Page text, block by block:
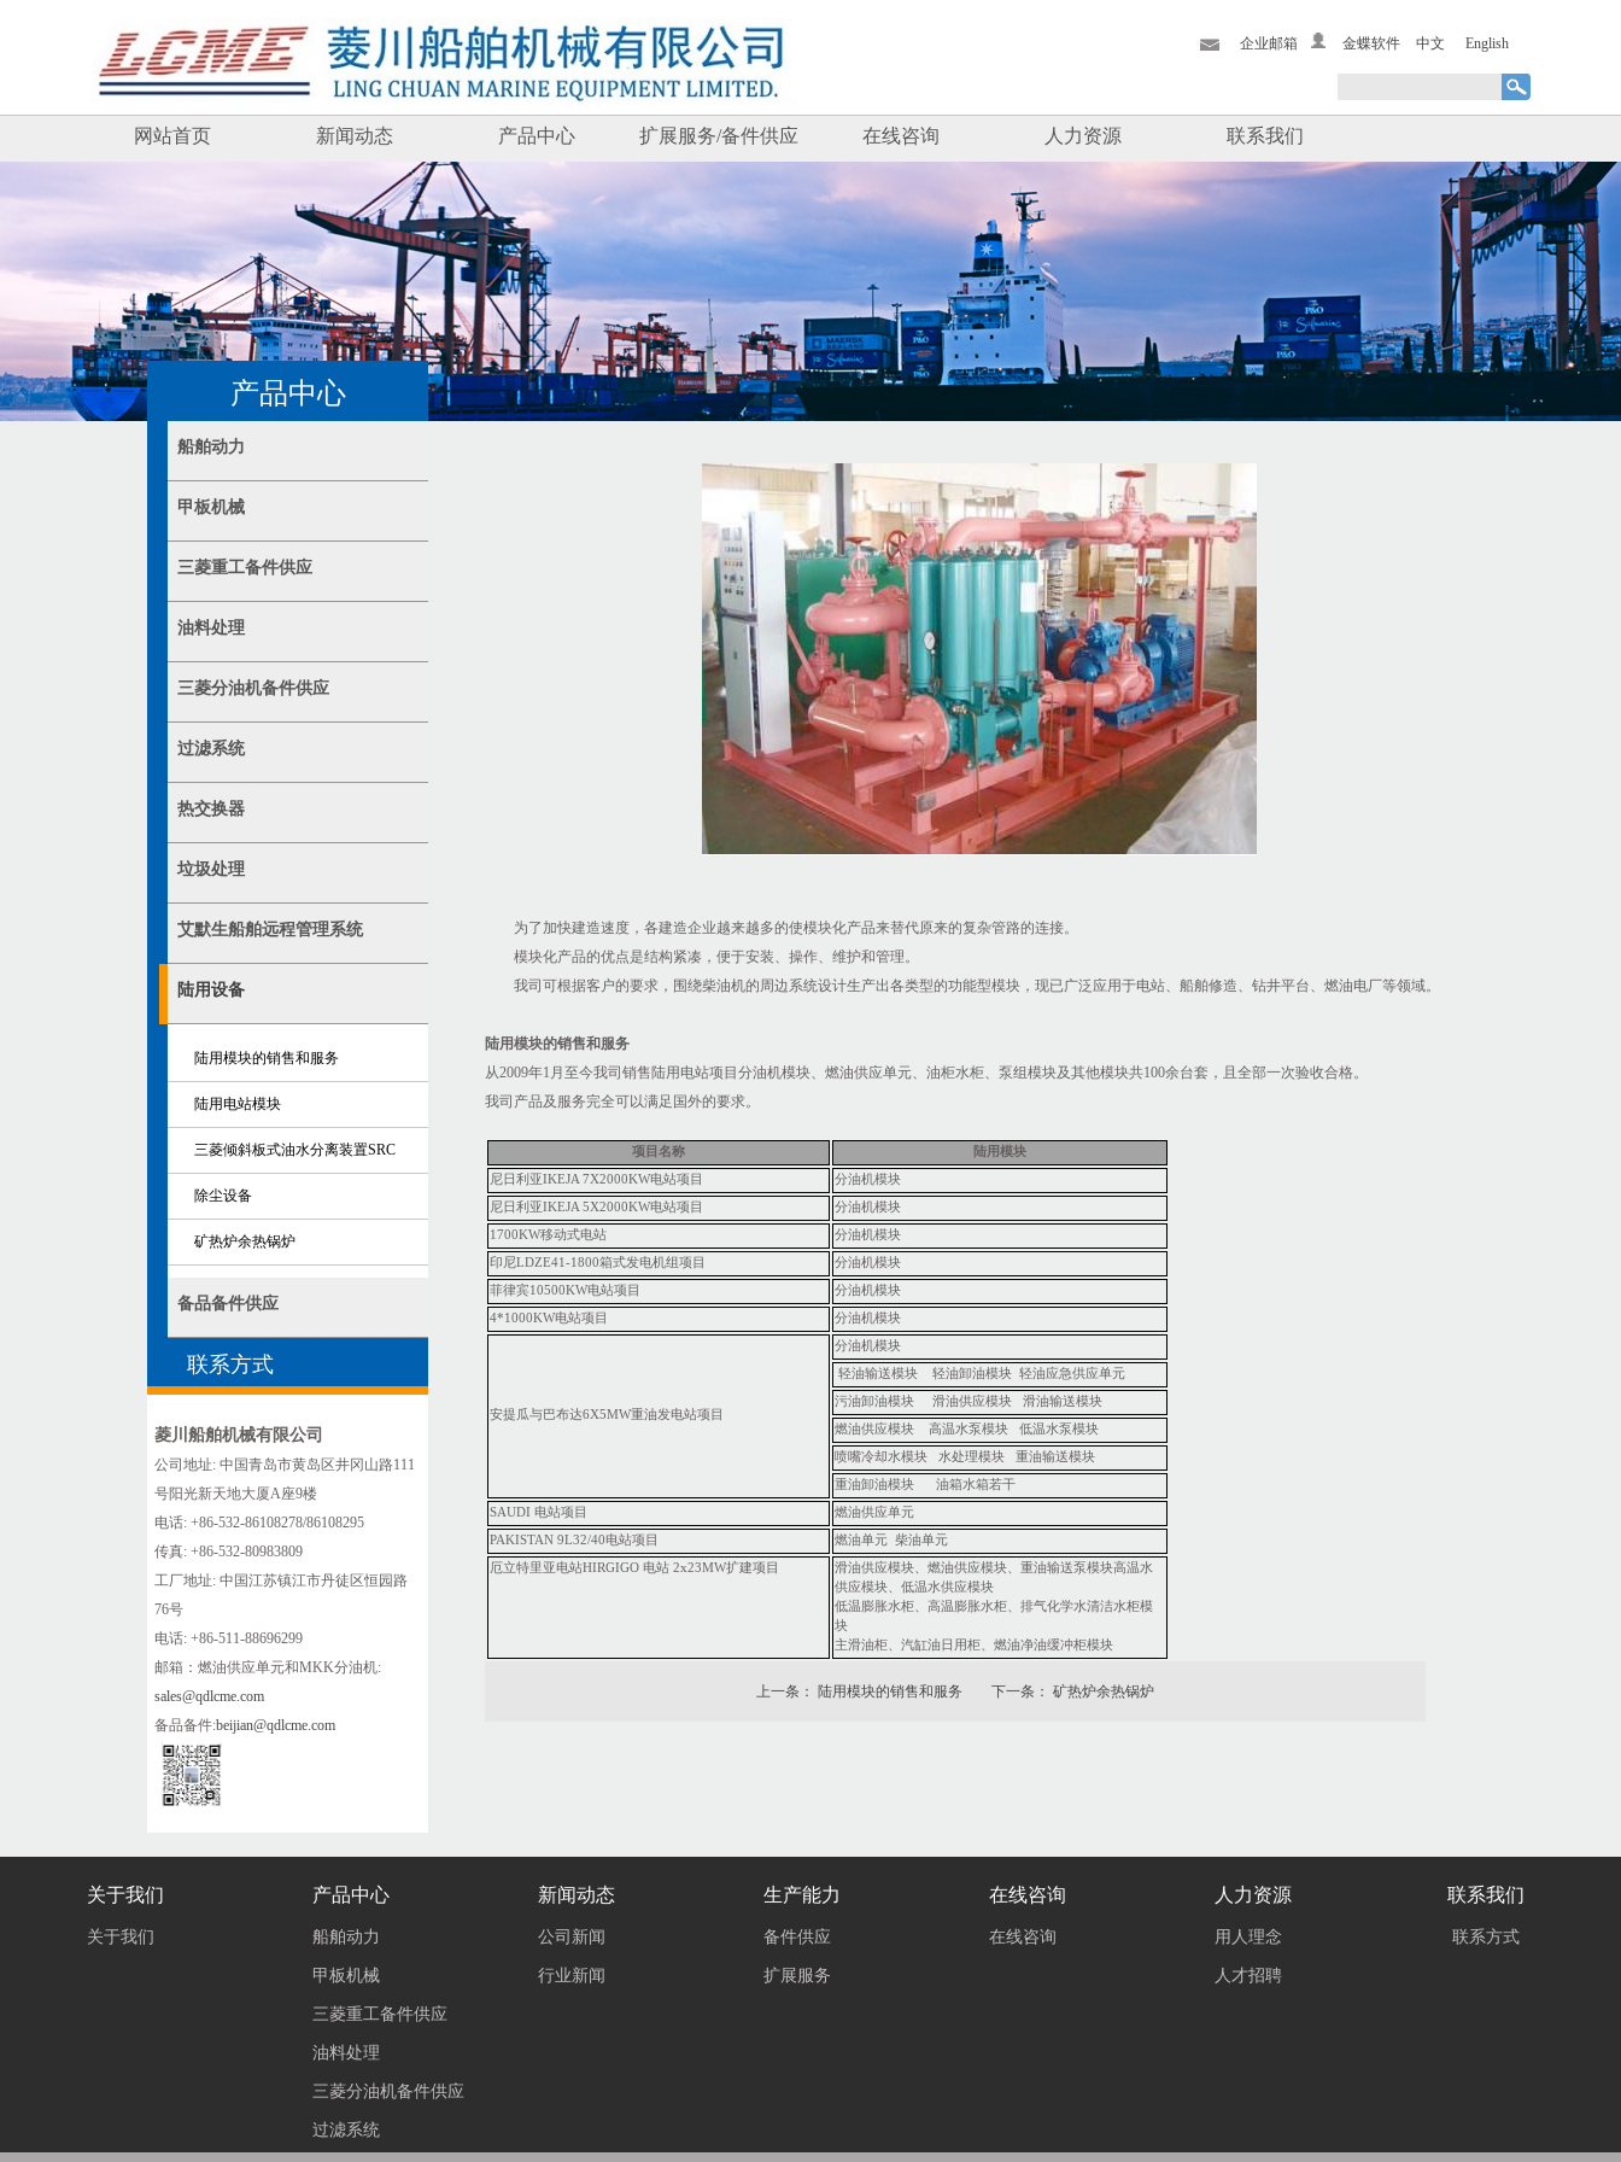
企业邮箱 金蝶软件 中文 English
网站首页 新闻动态 产品中心 扩展服务/备件供应 在线咨询 人力资源 联系我们
产品中心
船舶动力
甲板机械
三菱重工备件供应
油料处理
三菱分油机备件供应
过滤系统
热交换器
垃圾处理
艾默生船舶远程管理系统
陆用设备
陆用模块的销售和服务
陆用电站模块
三菱倾斜板式油水分离装置SRC
除尘设备
矿热炉余热锅炉
备品备件供应
联系方式
菱川船舶机械有限公司
公司地址: 中国青岛市黄岛区井冈山路111
号阳光新天地大厦A座9楼
电话: +86-532-86108278/86108295
传真: +86-532-80983809
工厂地址: 中国江苏镇江市丹徒区恒园路
76号
电话: +86-511-88696299
邮箱：燃油供应单元和MKK分油机:
sales@qdlcme.com
备品备件:beijian@qdlcme.com
为了加快建造速度，各建造企业越来越多的使模块化产品来替代原来的复杂管路的连接。
模块化产品的优点是结构紧凑，便于安装、操作、维护和管理。
我司可根据客户的要求，围绕柴油机的周边系统设计生产出各类型的功能型模块，现已广泛应用于电站、船舶修造、钻井平台、燃油电厂等领域。
陆用模块的销售和服务
从2009年1月至今我司销售陆用电站项目分油机模块、燃油供应单元、油柜水柜、泵组模块及其他模块共100余台套，且全部一次验收合格。
我司产品及服务完全可以满足国外的要求。
项目名称 陆用模块
尼日利亚IKEJA 7X2000KW电站项目 分油机模块
尼日利亚IKEJA 5X2000KW电站项目 分油机模块
1700KW移动式电站 分油机模块
印尼LDZE41-1800箱式发电机组项目 分油机模块
菲律宾10500KW电站项目 分油机模块
4*1000KW电站项目 分油机模块
安提瓜与巴布达6X5MW重油发电站项目
分油机模块
轻油输送模块 轻油卸油模块 轻油应急供应单元
污油卸油模块 滑油供应模块 滑油输送模块
燃油供应模块 高温水泵模块 低温水泵模块
喷嘴冷却水模块 水处理模块 重油输送模块
重油卸油模块 油箱水箱若干
SAUDI 电站项目 燃油供应单元
PAKISTAN 9L32/40电站项目 燃油单元 柴油单元
厄立特里亚电站HIRGIGO 电站2x23MW扩建项目
滑油供应模块、燃油供应模块、重油输送泵模块高温水
供应模块、低温水供应模块
低温膨胀水柜、高温膨胀水柜、排气化学水清洁水柜模
块
主滑油柜、汽缸油日用柜、燃油净油缓冲柜模块
上一条： 陆用模块的销售和服务 下一条： 矿热炉余热锅炉
关于我们
关于我们
产品中心
船舶动力
甲板机械
三菱重工备件供应
油料处理
三菱分油机备件供应
过滤系统
新闻动态
公司新闻
行业新闻
生产能力
备件供应
扩展服务
在线咨询
在线咨询
人力资源
用人理念
人才招聘
联系我们
联系方式